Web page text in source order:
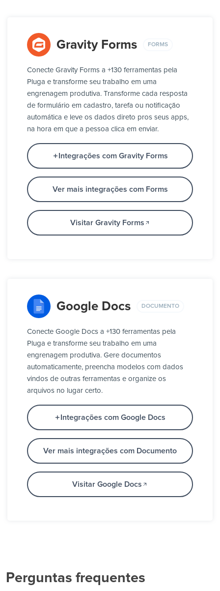
Gravity Forms FORMS
Conecte Gravity Forms a +130 ferramentas pela
Pluga e transforme seu trabalho em uma
engrenagem produtiva. Transforme cada resposta
de formulário em cadastro, tarefa ou notificação
automática e leve os dados direto pros seus apps,
na hora em que a pessoa clica em enviar.
Integrações com Gravity Forms
Ver mais integrações com Forms
Visitar Gravity Forms
Google Docs DOCUMENTO
Conecte Google Docs a +130 ferramentas pela
Pluga e transforme seu trabalho em uma
engrenagem produtiva. Gere documentos
automaticamente, preencha modelos com dados
vindos de outras ferramentas e organize os
arquivos no lugar certo.
Integrações com Google Docs
Ver mais integrações com Documento
Visitar Google Docs
Perguntas frequentes